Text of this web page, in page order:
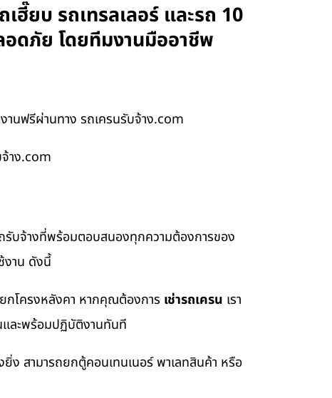
ฮี๊ยบ รถเทรลเลอร์ และรถ 10
อดภัย โดยทีมงานมืออาชีพ
านฟรีผ่านทาง รถเครนรับจ้าง.com
าง.com
รับจ้างที่พร้อมตอบสนองทุกความต้องการของ
งาน ดังนี้
โครงหลังคา หากคุณต้องการ เช่ารถเครน เรา
ละพร้อมปฏิบัติงานทันที
ง สามารถยกตู้คอนเทนเนอร์ พาเลทสินค้า หรือ